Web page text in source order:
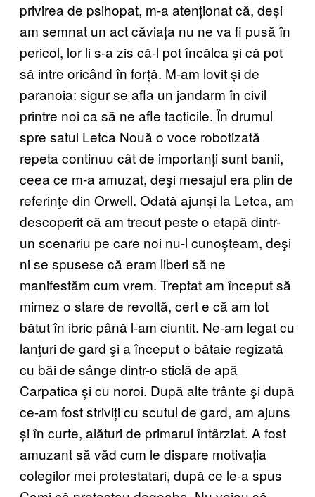
privirea de psihopat, m-a atenționat că, deși
am semnat un act căviața nu ne va fi pusă în
pericol, lor li s-a zis că-l pot încălca și că pot
să intre oricând în forță. M-am lovit și de
paranoia: sigur se afla un jandarm în civil
printre noi ca să ne afle tacticile. În drumul
spre satul Letca Nouă o voce robotizată
repeta continuu cât de importanți sunt banii,
ceea ce m-a amuzat, deşi mesajul era plin de
referinţe din Orwell. Odată ajunși la Letca, am
descoperit că am trecut peste o etapă dintr-
un scenariu pe care noi nu-l cunoșteam, deşi
ni se spusese că eram liberi să ne
manifestăm cum vrem. Treptat am început să
mimez o stare de revoltă, cert e că am tot
bătut în ibric până l-am ciuntit. Ne-am legat cu
lanţuri de gard şi a început o bătaie regizată
cu băi de sânge dintr-o sticlă de apă
Carpatica și cu noroi. După alte trânte şi după
ce-am fost striviți cu scutul de gard, am ajuns
și în curte, alături de primarul întârziat. A fost
amuzant să văd cum le dispare motivația
colegilor mei protestatari, după ce le-a spus